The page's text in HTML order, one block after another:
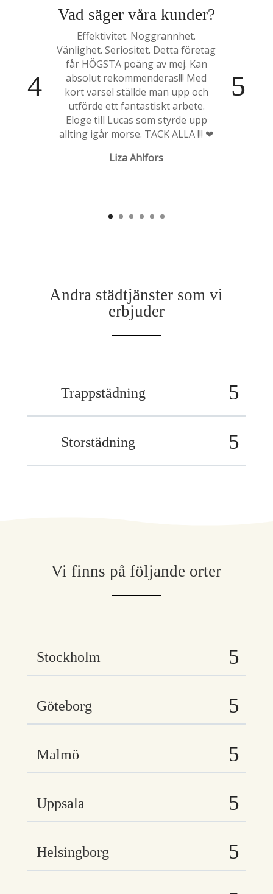
Vad säger våra kunder?
Effektivitet. Noggrannhet.
Vänlighet. Seriositet. Detta företag
får HÖGSTA poäng av mej. Kan
absolut rekommenderas!!! Med
kort varsel ställde man upp och
utförde ett fantastiskt arbete.
Eloge till Lucas som styrde upp
allting igår morse. TACK ALLA !!! ❤
Liza Ahlfors
Andra städtjänster som vi
erbjuder
Trappstädning
Storstädning
Vi finns på följande orter
Stockholm
Göteborg
Malmö
Uppsala
Helsingborg